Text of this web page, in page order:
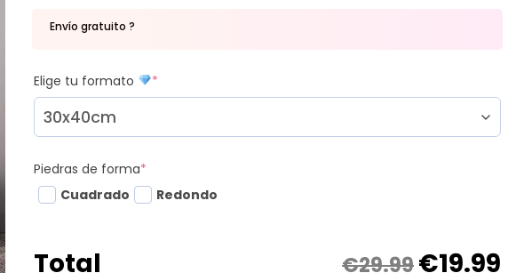
Envío gratuito ?
Elige tu formato *
Piedras de forma*
Cuadrado
Redondo
Total €29.99€19.99